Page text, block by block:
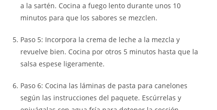
a la sartén. Cocina a fuego lento durante unos 10
minutos para que los sabores se mezclen.
Paso 5: Incorpora la crema de leche a la mezcla y
revuelve bien. Cocina por otros 5 minutos hasta que la
salsa espese ligeramente.
Paso 6: Cocina las láminas de pasta para canelones
según las instrucciones del paquete. Escúrrelas y